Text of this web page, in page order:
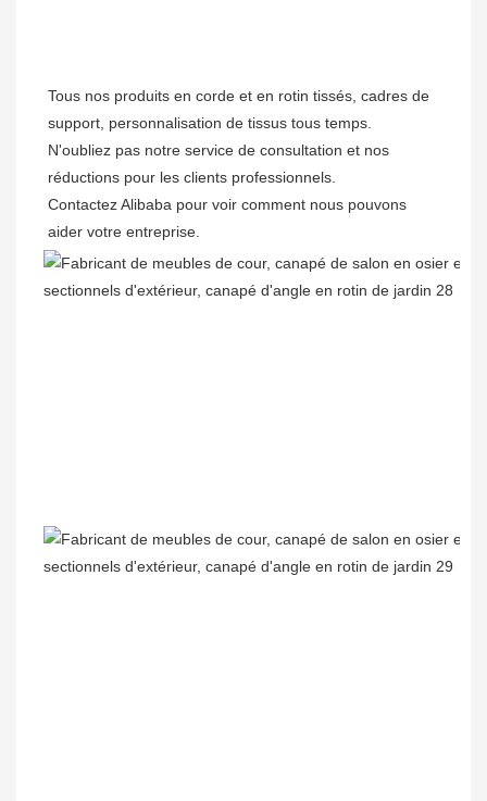
Tous nos produits en corde et en rotin tissés, cadres de
support, personnalisation de tissus tous temps.
N'oubliez pas notre service de consultation et nos
réductions pour les clients professionnels.
Contactez Alibaba pour voir comment nous pouvons